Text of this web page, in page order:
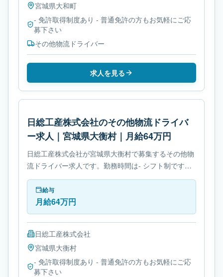
宮城県大和町
- 免許取得制度あり - 普通免許の方もお気軽にご応
募下さい
その他物流ドライバー
求人を見る
日総工産株式会社のその他物流ドライバ
ー求人｜宮城県大衡村｜月給64万円
日総工産株式会社が宮城県大衡村で募集するその他物
流ドライバー求人です。勤務時間は- シフト制です。
必要免許は- 免許取得制度ありです。
給与
月給64万円
日総工産株式会社
宮城県大衡村
- 免許取得制度あり - 普通免許の方もお気軽にご応
募下さい